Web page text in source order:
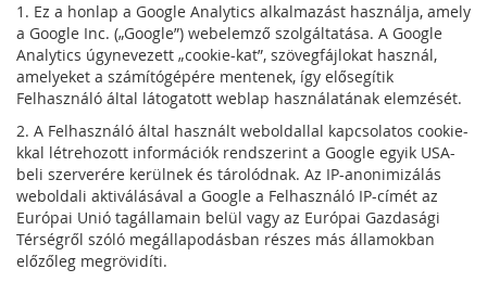
1. Ez a honlap a Google Analytics alkalmazást használja, amely
a Google Inc. („Google”) webelemző szolgáltatása. A Google
Analytics úgynevezett „cookie-kat”, szövegfájlokat használ,
amelyeket a számítógépére mentenek, így elősegítik
Felhasználó által látogatott weblap használatának elemzését.
2. A Felhasználó által használt weboldallal kapcsolatos cookie-
kkal létrehozott információk rendszerint a Google egyik USA-
beli szerverére kerülnek és tárolódnak. Az IP-anonimizálás
weboldali aktiválásával a Google a Felhasználó IP-címét az
Európai Unió tagállamain belül vagy az Európai Gazdasági
Térségről szóló megállapodásban részes más államokban
előzőleg megrövidíti.